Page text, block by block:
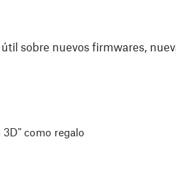
sobre nuevos firmwares,
como regalo